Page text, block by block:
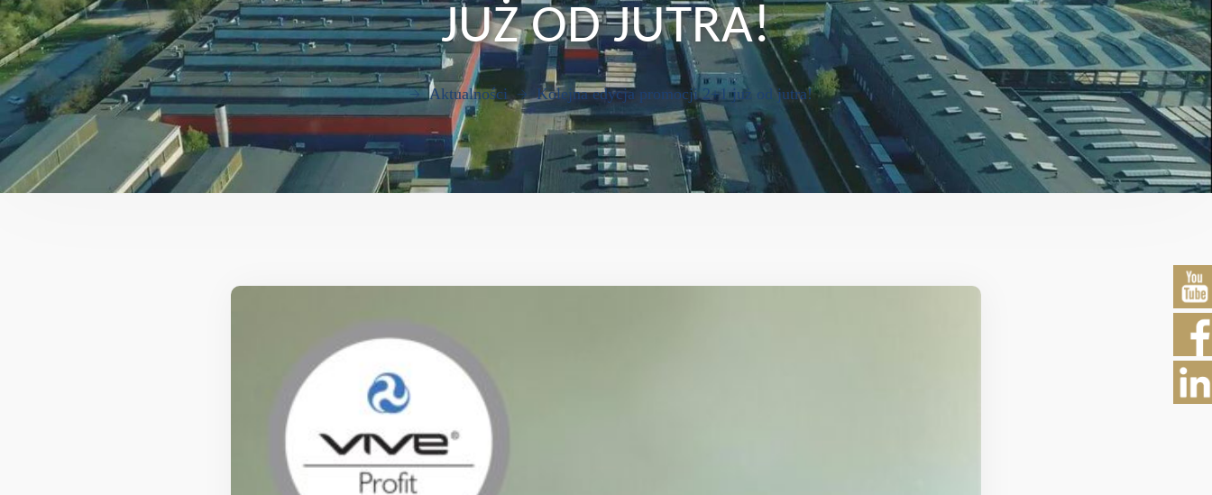
JUŻ OD JUTRA!
Aktualności Kolejna edycja promocji 2+1 już od jutra!